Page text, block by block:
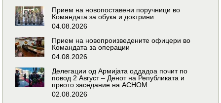
Прием на новопоставени поручници во
Командата за обука и доктрини
04.08.2026
Прием на новопроизведените офицери во
Командата за операции
04.08.2026
Делегации од Армијата оддадоа почит по
повод 2 Август – Денот на Републиката и
првото заседание на АСНОМ
02.08.2026